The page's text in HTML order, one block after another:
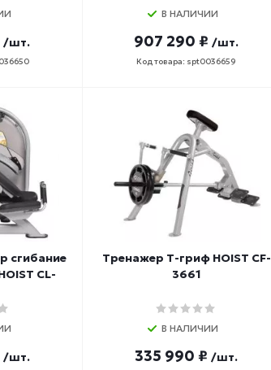
/шт.
В НАЛИЧИИ
907 290 ₽ /шт.
Код товара: spt0036659
сгибание
CL-
/шт.
Тренажер Т-гриф HOIST CF-
3661
В НАЛИЧИИ
335 990 ₽ /шт.